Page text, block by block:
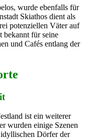
wurde ebenfalls für
Skiathos dient als
potenziellen Väter auf
bekannt für seine
und Cafés entlang der
ist ein weiterer
wurden einige Szenen
Dörfer der